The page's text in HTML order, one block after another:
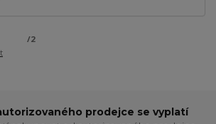
/2
prodejce se vyplatí